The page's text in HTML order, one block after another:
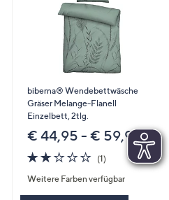
biberna® Wendebettwäsche
Gräser Melange-Flanell
Einzelbett, 2tlg.
€ 44,95 - € 59,95
2.0
von
5
(1)
Bewertungen
Weitere Farben verfügbar